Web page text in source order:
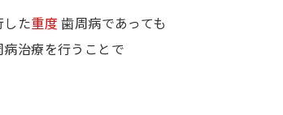
た重度 歯周病であっても
治療を行うことで